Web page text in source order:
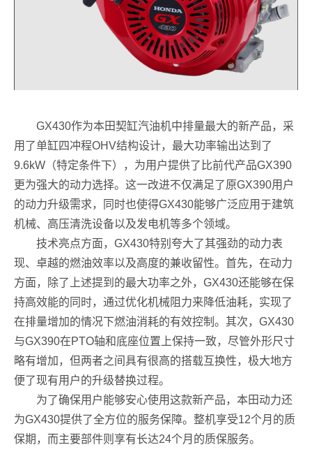
GX430作为本田契缸汽油机中排量最大的新产品，采
用了单缸四冲程OHV结构设计，最大功率输出达到了
9.6kW（特定条件下），为用户提供了比前代产品GX390
更为强大的动力选择。这一改进不仅满足了原GX390用户
的动力升级需求，同时也使得GX430能够广泛应用于建筑
机械、高压清洗设备以及发电机等多个领域。
技术亮点方面，GX430特别夸大了其强劲的动力表
现、卓越的燃油效率以及高度的兼收留性。首先，在动力
方面，除了上述提到的最大功率之外，GX430还能够在保
持高效能的同时，通过优化机械阻力来降低油耗，实现了
在排量增加的情况下燃油消耗的有效控制。其次，GX430
与GX390在PTO轴和底座位置上保持一致，尽管外形尺寸
略有增加，但两者之间具有很高的搭载互换性，极大地方
便了现有用户的升级替换过程。
为了确保用户能够安心使用这款新产品，本田动力还
为GX430提供了全方位的服务保障。整机享受12个月的质
保期，而主要部件则享有长达24个月的质保服务。